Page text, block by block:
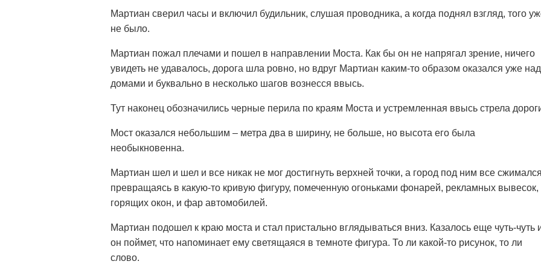
Мартиан сверил часы и включил будильник, слушая проводника, а когда поднял взгляд, того
не было.
Мартиан пожал плечами и пошел в направлении Моста. Как бы он не напрягал зрение, ничего
увидеть не удавалось, дорога шла ровно, но вдруг Мартиан каким-то образом оказался уже над
домами и буквально в несколько шагов вознесся ввысь.
Тут наконец обозначились черные перила по краям Моста и устремленная ввысь стрела
Мост оказался небольшим – метра два в ширину, не больше, но высота его была
необыкновенна.
Мартиан шел и шел и все никак не мог достигнуть верхней точки, а город под ним все
превращаясь в какую-то кривую фигуру, помеченную огоньками фонарей, рекламных вывесок,
горящих окон, и фар автомобилей.
Мартиан подошел к краю моста и стал пристально вглядываться вниз. Казалось еще чуть-чуть
он поймет, что напоминает ему светящаяся в темноте фигура. То ли какой-то рисунок, то ли
слово.